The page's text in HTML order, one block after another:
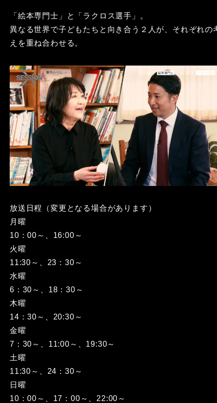
「絵本専門士」と「ラクロス選手」。
異なる世界で子どもたちと向き合う２人が、それぞれの
えを重ね合わせる。
放送日程（変更となる場合があります）
月曜
10：00～、16:00～
火曜
11:30～、23：30～
水曜
6：30～、18：30～
木曜
14：30～、20:30～
金曜
7：30～、11:00～、19:30～
土曜
11:30～、24：30～
日曜
10：00～、17：00～、22:00～